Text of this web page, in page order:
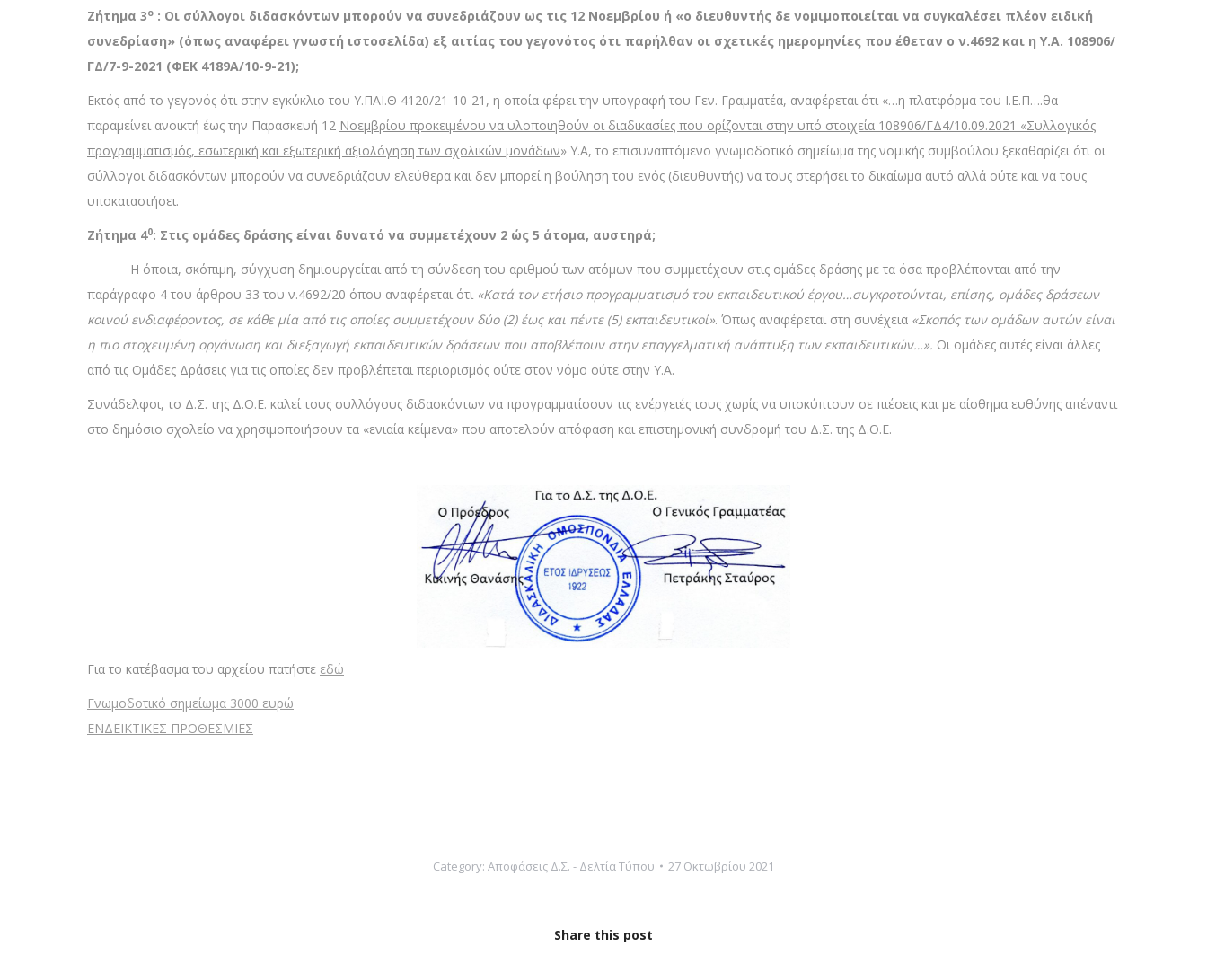
Ζήτημα 3ο : Οι σύλλογοι διδασκόντων μπορούν να συνεδριάζουν ως τις 12 Νοεμβρίου ή «ο διευθυντής δε νομιμοποιείται να συγκαλέσει πλέον ειδική
συνεδρίαση» (όπως αναφέρει γνωστή ιστοσελίδα) εξ αιτίας του γεγονότος ότι παρήλθαν οι σχετικές ημερομηνίες που έθεταν ο ν.4692 και η Υ.Α. 108906/
ΓΔ/7-9-2021 (ΦΕΚ 4189Α/10-9-21);
Εκτός από το γεγονός ότι στην εγκύκλιο του Υ.ΠΑΙ.Θ 4120/21-10-21, η οποία φέρει την υπογραφή του Γεν. Γραμματέα, αναφέρεται ότι «…η πλατφόρμα του Ι.Ε.Π….θα
παραμείνει ανοικτή έως την Παρασκευή 12 Νοεμβρίου προκειμένου να υλοποιηθούν οι διαδικασίες που ορίζονται στην υπό στοιχεία 108906/ΓΔ4/10.09.2021 «Συλλογικός
προγραμματισμός, εσωτερική και εξωτερική αξιολόγηση των σχολικών μονάδων» Υ.Α, το επισυναπτόμενο γνωμοδοτικό σημείωμα της νομικής συμβούλου ξεκαθαρίζει ότι οι
σύλλογοι διδασκόντων μπορούν να συνεδριάζουν ελεύθερα και δεν μπορεί η βούληση του ενός (διευθυντής) να τους στερήσει το δικαίωμα αυτό αλλά ούτε και να τους
υποκαταστήσει.
Ζήτημα 40: Στις ομάδες δράσης είναι δυνατό να συμμετέχουν 2 ώς 5 άτομα, αυστηρά;
Η όποια, σκόπιμη, σύγχυση δημιουργείται από τη σύνδεση του αριθμού των ατόμων που συμμετέχουν στις ομάδες δράσης με τα όσα προβλέπονται από την
παράγραφο 4 του άρθρου 33 του ν.4692/20 όπου αναφέρεται ότι «Κατά τον ετήσιο προγραμματισμό του εκπαιδευτικού έργου…συγκροτούνται, επίσης, ομάδες δράσεων
κοινού ενδιαφέροντος, σε κάθε μία από τις οποίες συμμετέχουν δύο (2) έως και πέντε (5) εκπαιδευτικοί». Όπως αναφέρεται στη συνέχεια «Σκοπός των ομάδων αυτών είναι
η πιο στοχευμένη οργάνωση και διεξαγωγή εκπαιδευτικών δράσεων που αποβλέπουν στην επαγγελματική ανάπτυξη των εκπαιδευτικών…». Οι ομάδες αυτές είναι άλλες
από τις Ομάδες Δράσεις για τις οποίες δεν προβλέπεται περιορισμός ούτε στον νόμο ούτε στην Υ.Α.
Συνάδελφοι, το Δ.Σ. της Δ.Ο.Ε. καλεί τους συλλόγους διδασκόντων να προγραμματίσουν τις ενέργειές τους χωρίς να υποκύπτουν σε πιέσεις και με αίσθημα ευθύνης απέναντι
στο δημόσιο σχολείο να χρησιμοποιήσουν τα «ενιαία κείμενα» που αποτελούν απόφαση και επιστημονική συνδρομή του Δ.Σ. της Δ.Ο.Ε.
Για το κατέβασμα του αρχείου πατήστε εδώ
Γνωμοδοτικό σημείωμα 3000 ευρώ
ΕΝΔΕΙΚΤΙΚΕΣ ΠΡΟΘΕΣΜΙΕΣ
Category: Αποφάσεις Δ.Σ. - Δελτία Τύπου 27 Οκτωβρίου 2021
Share this post